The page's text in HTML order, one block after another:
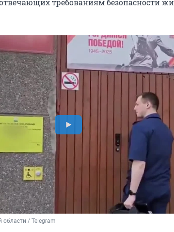
требованиям безопасности
/ Telegram